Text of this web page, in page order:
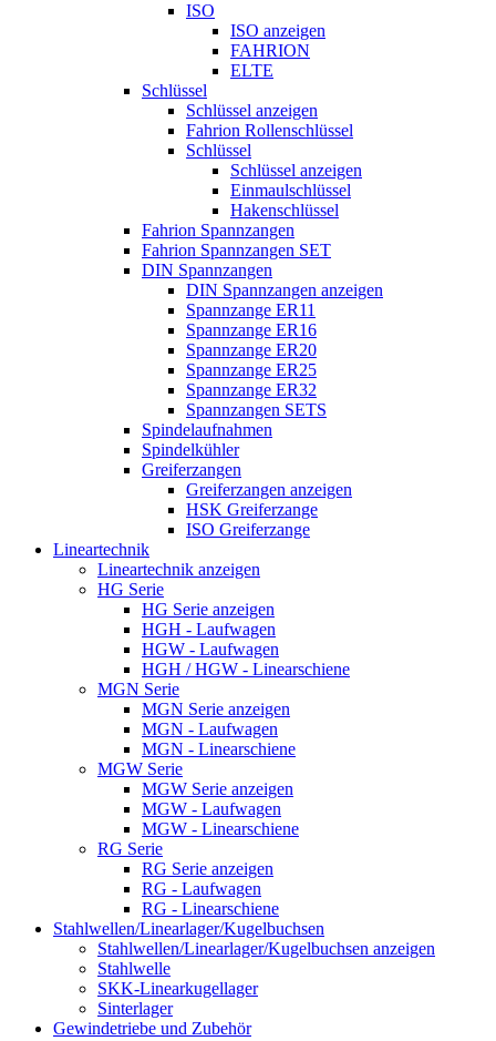
ISO
ISO anzeigen
FAHRION
ELTE
Schlüssel
Schlüssel anzeigen
Fahrion Rollenschlüssel
Schlüssel
Schlüssel anzeigen
Einmaulschlüssel
Hakenschlüssel
Fahrion Spannzangen
Fahrion Spannzangen SET
DIN Spannzangen
DIN Spannzangen anzeigen
Spannzange ER11
Spannzange ER16
Spannzange ER20
Spannzange ER25
Spannzange ER32
Spannzangen SETS
Spindelaufnahmen
Spindelkühler
Greiferzangen
Greiferzangen anzeigen
HSK Greiferzange
ISO Greiferzange
Lineartechnik
Lineartechnik anzeigen
HG Serie
HG Serie anzeigen
HGH - Laufwagen
HGW - Laufwagen
HGH / HGW - Linearschiene
MGN Serie
MGN Serie anzeigen
MGN - Laufwagen
MGN - Linearschiene
MGW Serie
MGW Serie anzeigen
MGW - Laufwagen
MGW - Linearschiene
RG Serie
RG Serie anzeigen
RG - Laufwagen
RG - Linearschiene
Stahlwellen/Linearlager/Kugelbuchsen
Stahlwellen/Linearlager/Kugelbuchsen anzeigen
Stahlwelle
SKK-Linearkugellager
Sinterlager
Gewindetriebe und Zubehör